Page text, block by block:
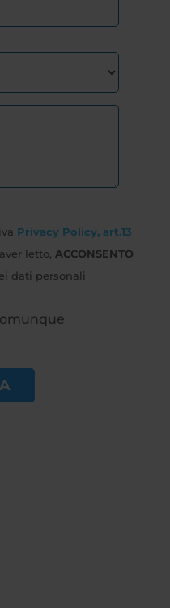
Privacy Policy, art.13
letto, ACCONSENTO
dati personali